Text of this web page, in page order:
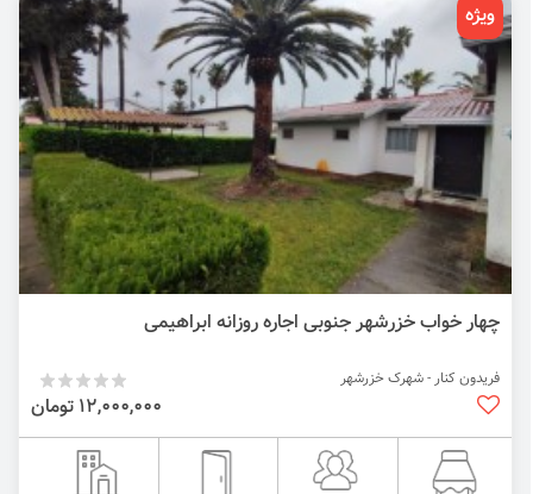
ویژه
چهار خواب خزرشهر جنوبی اجاره روزانه ابراهیمی
فریدون کنار - شهرک خزرشهر
12,000,000 تومان